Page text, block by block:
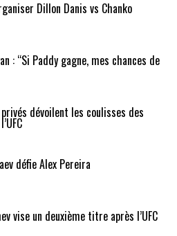
Dillon Danis vs Chanko
: “Si Paddy gagne, mes chances de
dévoilent les coulisses des
défie Alex Pereira
vise un deuxième titre après l’UFC